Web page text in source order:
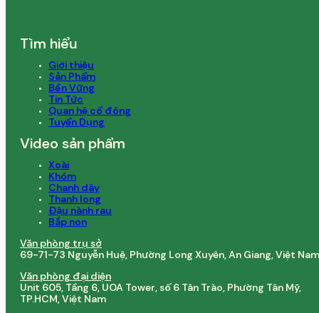
Tìm hiểu
Giới thiệu
Sản Phẩm
Bền Vững
Tin Tức
Quan hệ cổ đông
Tuyển Dụng
Video sản phẩm
Xoài
Khóm
Chanh dây
Thanh long
Đậu nành rau
Bắp non
Văn phòng trụ sở
69-71-73 Nguyễn Huệ, Phường Long Xuyên, An Giang, Việt Nam
Văn phòng đại diện
Unit 605, Tầng 6, UOA Tower, số 6 Tân Trào, Phường Tân Mỹ,
TP.HCM, Việt Nam